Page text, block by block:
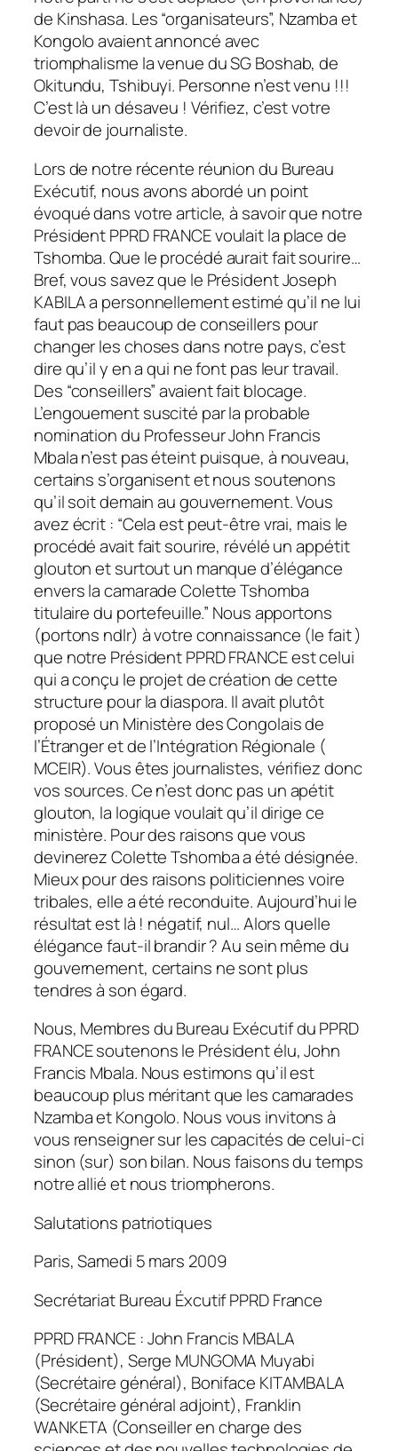
de Kinshasa. Les “organisateurs”, Nzamba et
Kongolo avaient annoncé avec
triomphalisme la venue du SG Boshab, de
Okitundu, Tshibuyi. Personne n’est venu !!!
C’est là un désaveu ! Vérifiez, c’est votre
devoir de journaliste.
Lors de notre récente réunion du Bureau
Exécutif, nous avons abordé un point
évoqué dans votre article, à savoir que notre
Président PPRD FRANCE voulait la place de
Tshomba. Que le procédé aurait fait sourire…
Bref, vous savez que le Président Joseph
KABILA a personnellement estimé qu’il ne lui
faut pas beaucoup de conseillers pour
changer les choses dans notre pays, c’est
dire qu’il y en a qui ne font pas leur travail.
Des “conseillers” avaient fait blocage.
L’engouement suscité par la probable
nomination du Professeur John Francis
Mbala n’est pas éteint puisque, à nouveau,
certains s’organisent et nous soutenons
qu’il soit demain au gouvernement. Vous
avez écrit : “Cela est peut-être vrai, mais le
procédé avait fait sourire, révélé un appétit
glouton et surtout un manque d’élégance
envers la camarade Colette Tshomba
titulaire du portefeuille.” Nous apportons
(portons ndlr) à votre connaissance (le fait )
que notre Président PPRD FRANCE est celui
qui a conçu le projet de création de cette
structure pour la diaspora. Il avait plutôt
proposé un Ministère des Congolais de
l’Étranger et de l’Intégration Régionale (
MCEIR). Vous êtes journalistes, vérifiez donc
vos sources. Ce n’est donc pas un apétit
glouton, la logique voulait qu’il dirige ce
ministère. Pour des raisons que vous
devinerez Colette Tshomba a été désignée.
Mieux pour des raisons politiciennes voire
tribales, elle a été reconduite. Aujourd’hui le
résultat est là ! négatif, nul… Alors quelle
élégance faut-il brandir ? Au sein même du
gouvernement, certains ne sont plus
tendres à son égard.
Nous, Membres du Bureau Exécutif du PPRD
FRANCE soutenons le Président élu, John
Francis Mbala. Nous estimons qu’il est
beaucoup plus méritant que les camarades
Nzamba et Kongolo. Nous vous invitons à
vous renseigner sur les capacités de celui-ci
sinon (sur) son bilan. Nous faisons du temps
notre allié et nous triompherons.
Salutations patriotiques
Paris, Samedi 5 mars 2009
Secrétariat Bureau Éxcutif PPRD France
PPRD FRANCE : John Francis MBALA
(Président), Serge MUNGOMA Muyabi
(Secrétaire général), Boniface KITAMBALA
(Secrétaire général adjoint), Franklin
WANKETA (Conseiller en charge des